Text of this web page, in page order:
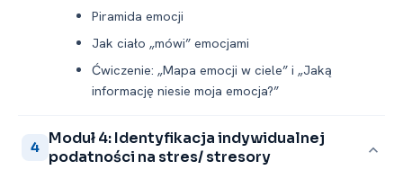
Piramida emocji
Jak ciało „mówi” emocjami
Ćwiczenie: „Mapa emocji w ciele” i „Jaką
informację niesie moja emocja?”
4
Moduł 4: Identyfikacja indywidualnej
podatności na stres/ stresory